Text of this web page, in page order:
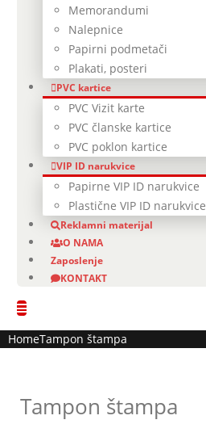
Memorandumi
Nalepnice
Papirni podmetači
Plakati, posteri
PVC kartice
PVC Vizit karte
PVC članske kartice
PVC poklon kartice
VIP ID narukvice
Papirne VIP ID narukvice
Plastične VIP ID narukvice
Reklamni materijal
O NAMA
Zaposlenje
KONTAKT
HomeTampon štampa
Tampon štampa